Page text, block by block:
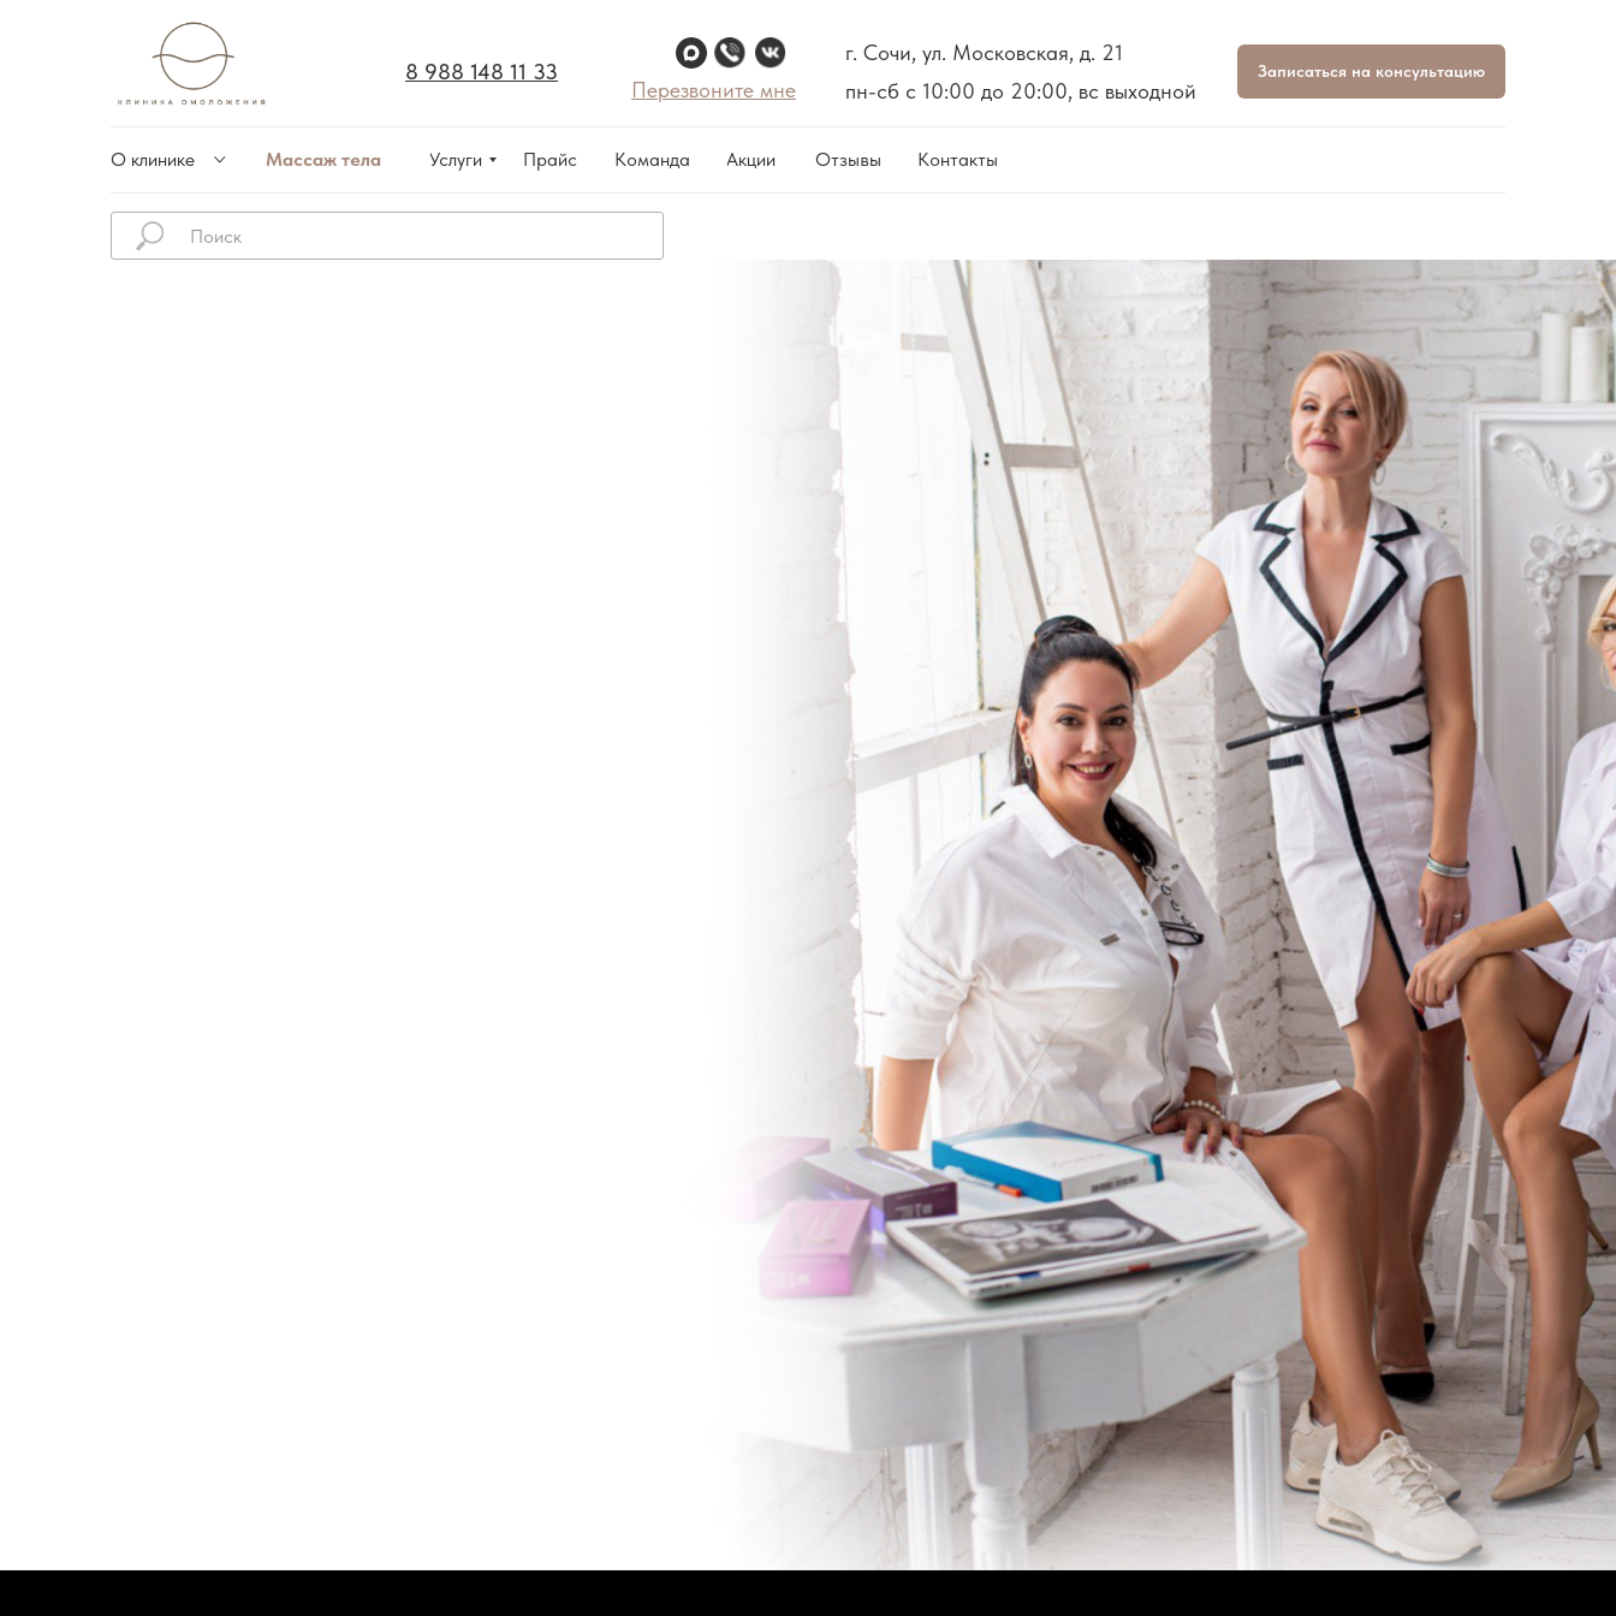
8 988 148 11 33
г. Сочи, ул. Московская, д. 21
пн-сб с 10:00 до 20:00, вс выходной
Перезвоните мне
Записаться на консультацию
О клинике Услуги Прайс
Массаж тела Команда Акции Отзывы Контакты